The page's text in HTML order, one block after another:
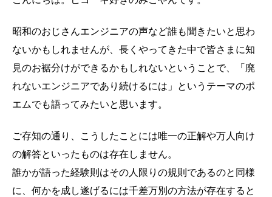
昭和のおじさんエンジニアの声など誰も聞きたいと思わ
ないかもしれませんが、長くやってきた中で皆さまに知
見のお裾分けができるかもしれないということで、「廃
れないエンジニアであり続けるには」というテーマのポ
エムでも語ってみたいと思います。
ご存知の通り、こうしたことには唯一の正解や万人向け
の解答といったものは存在しません。
誰かが語った経験則はその人限りの規則であるのと同様
に、何かを成し遂げるには千差万別の方法が存在すると